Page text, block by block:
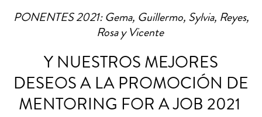
PONENTES 2021: Gema, Guillermo, Sylvia, Reyes,
Rosa y Vicente
Y NUESTROS MEJORES
DESEOS A LA PROMOCIÓN DE
MENTORING FOR A JOB 2021